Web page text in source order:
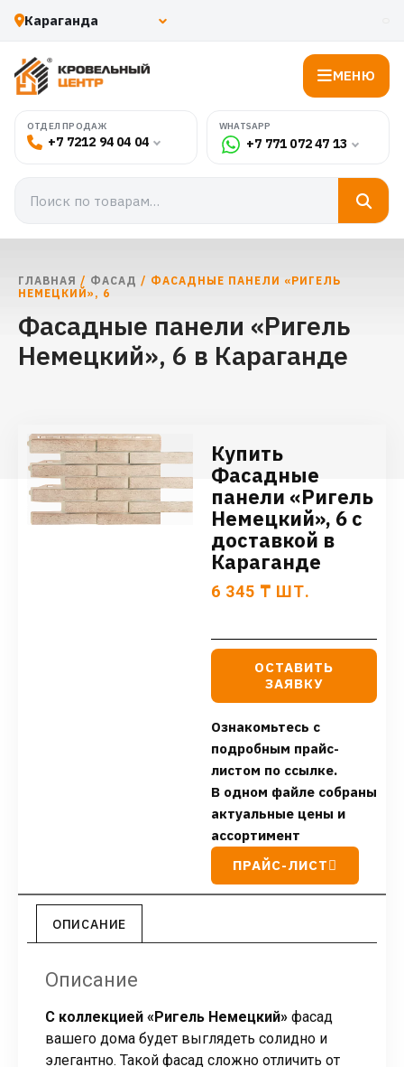
МЕНЮ
ОТДЕЛ ПРОДАЖ
+7 7212 94 04 04
WHATSAPP
+7 771 072 47 13
ГЛАВНАЯ / ФАСАД / ФАСАДНЫЕ ПАНЕЛИ «РИГЕЛЬ
НЕМЕЦКИЙ», 6
Фасадные панели «Ригель
Немецкий», 6 в Караганде
Купить
Фасадные
панели «Ригель
Немецкий», 6 с
доставкой в
Караганде
6 345 ₸ ШТ.
ОСТАВИТЬ
ЗАЯВКУ
Ознакомьтесь с
подробным прайс-
листом по ссылке.
В одном файле собраны
актуальные цены и
ассортимент
ПРАЙС-ЛИСТ
ОПИСАНИЕ
Описание
С коллекцией «Ригель Немецкий» фасад
вашего дома будет выглядеть солидно и
элегантно. Такой фасад сложно отличить от